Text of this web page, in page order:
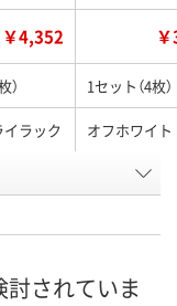
￥4,352
） 1セット（4枚）
ラック オフホワイト
AA89843
されていま